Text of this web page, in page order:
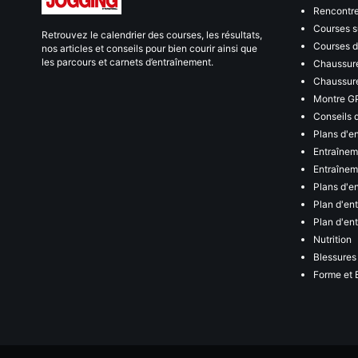
Retrouvez le calendrier des courses, les résultats,
nos articles et conseils pour bien courir ainsi que
les parcours et carnets d’entraînement.
Courses
Courses
Montre
Conseils
Plans
Plans
Plan
Plan
Nutrition
Forme et